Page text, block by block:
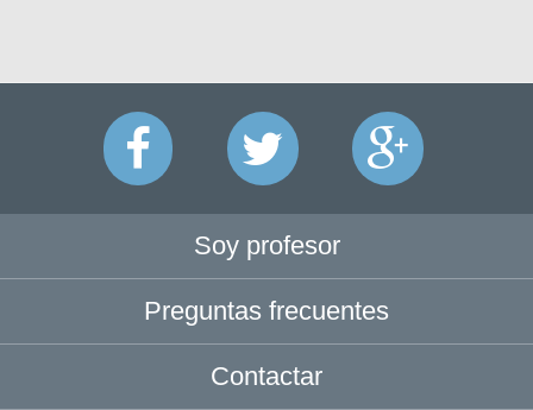
Soy profesor
Preguntas frecuentes
Contactar